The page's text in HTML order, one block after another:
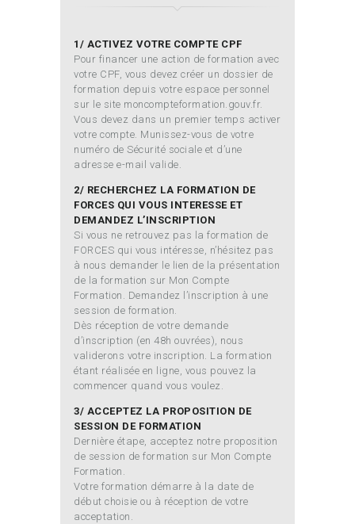
1/ ACTIVEZ VOTRE COMPTE CPF
Pour financer une action de formation avec
votre CPF, vous devez créer un dossier de
formation depuis votre espace personnel
sur le site moncompteformation.gouv.fr.
Vous devez dans un premier temps activer
votre compte. Munissez-vous de votre
numéro de Sécurité sociale et d’une
adresse e-mail valide.
2/ RECHERCHEZ LA FORMATION DE
FORCES QUI VOUS INTERESSE ET
DEMANDEZ L’INSCRIPTION
Si vous ne retrouvez pas la formation de
FORCES qui vous intéresse, n’hésitez pas
à nous demander le lien de la présentation
de la formation sur Mon Compte
Formation. Demandez l’inscription à une
session de formation.
Dès réception de votre demande
d’inscription (en 48h ouvrées), nous
validerons votre inscription. La formation
étant réalisée en ligne, vous pouvez la
commencer quand vous voulez.
3/ ACCEPTEZ LA PROPOSITION DE
SESSION DE FORMATION
Dernière étape, acceptez notre proposition
de session de formation sur Mon Compte
Formation.
Votre formation démarre à la date de
début choisie ou à réception de votre
acceptation.